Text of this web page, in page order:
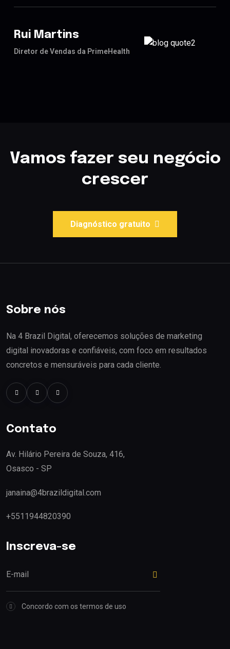
Rui Martins
Diretor de Vendas da PrimeHealth
Vamos fazer seu negócio
crescer
Diagnóstico gratuito
Sobre nós
Na 4 Brazil Digital, oferecemos soluções de marketing
digital inovadoras e confiáveis, com foco em resultados
concretos e mensuráveis para cada cliente.
Contato
Av. Hilário Pereira de Souza, 416,
Osasco - SP
janaina@4brazildigital.com
+5511944820390
Inscreva-se
Concordo com os termos de uso